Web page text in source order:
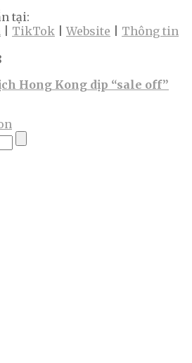
tại:
TikTok |Website
Thông tin
Hong Kong dịp “sale off”